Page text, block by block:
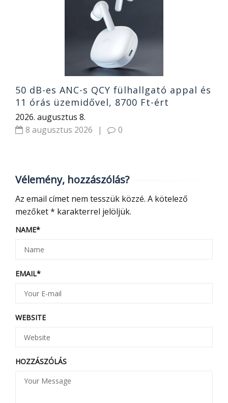
50 dB-es ANC-s QCY fülhallgató appal és
11 órás üzemidővel, 8700 Ft-ért
2026. augusztus 8.
8 augusztus 2026
| 0
Vélemény, hozzászólás?
Az email címet nem tesszük közzé. A kötelező
mezőket* karakterrel jelöljük.
NAME*
EMAIL*
WEBSITE
HOZZÁSZÓLÁS